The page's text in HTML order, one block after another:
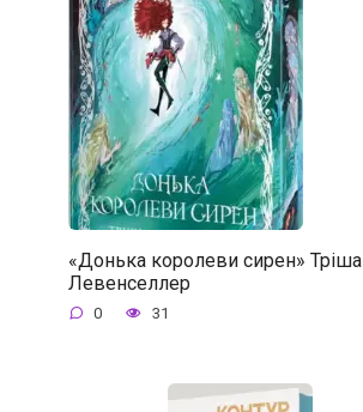
«Донька королеви сирен» Тріша
Левенселлер
0 31